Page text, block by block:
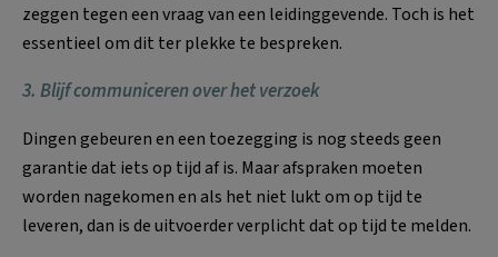
zeggen tegen een vraag van een leidinggevende. Toch is het
essentieel om dit ter plekke te bespreken.
3. Blijf communiceren over het verzoek
Dingen gebeuren en een toezegging is nog steeds geen
garantie dat iets op tijd af is. Maar afspraken moeten
worden nagekomen en als het niet lukt om op tijd te
leveren, dan is de uitvoerder verplicht dat op tijd te melden.